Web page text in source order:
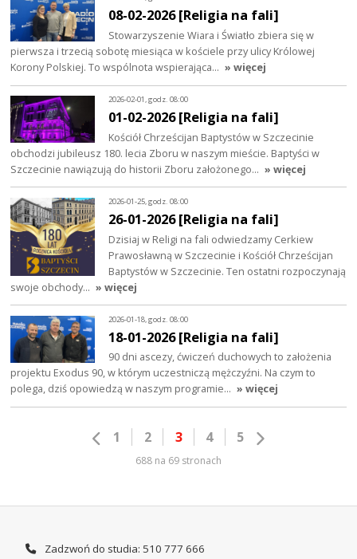
08-02-2026 [Religia na fali]
Stowarzyszenie Wiara i Światło zbiera się w
pierwsza i trzecią sobotę miesiąca w kościele przy ulicy Królowej
Korony Polskiej. To wspólnota wspierająca… » więcej
2026-02-01, godz. 08:00
01-02-2026 [Religia na fali]
Kościół Chrześcijan Baptystów w Szczecinie
obchodzi jubileusz 180. lecia Zboru w naszym mieście. Baptyści w
Szczecinie nawiązują do historii Zboru założonego… » więcej
2026-01-25, godz. 08:00
26-01-2026 [Religia na fali]
Dzisiaj w Religi na fali odwiedzamy Cerkiew
Prawosławną w Szczecinie i Kościół Chrześcijan
Baptystów w Szczecinie. Ten ostatni rozpoczynają
swoje obchody… » więcej
2026-01-18, godz. 08:00
18-01-2026 [Religia na fali]
90 dni ascezy, ćwiczeń duchowych to założenia
projektu Exodus 90, w którym uczestniczą mężczyźni. Na czym to
polega, dziś opowiedzą w naszym programie… » więcej
1 2 3 4 5
688 na 69 stronach
Zadzwoń do studia: 510 777 666